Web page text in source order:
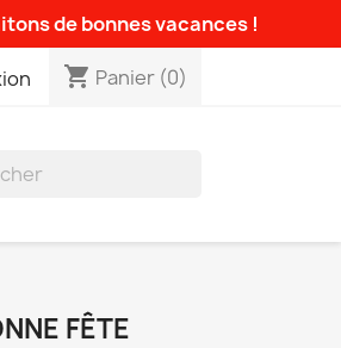
de bonnes vacances !
shopping_cart Panier (0)
FÊTE